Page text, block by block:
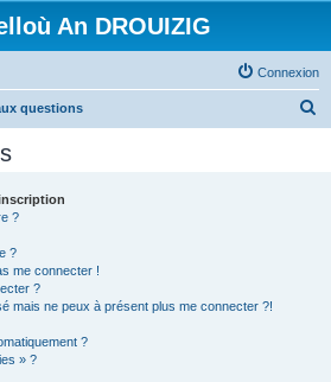
An DROUIZIG
Connexion
questions
?
?
me connecter !
?
mais ne peux à présent plus me connecter ?!
?
» ?